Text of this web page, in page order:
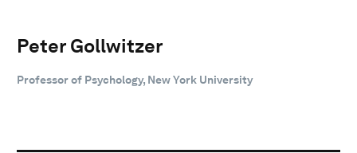
Peter Gollwitzer
Professor of Psychology, New York University